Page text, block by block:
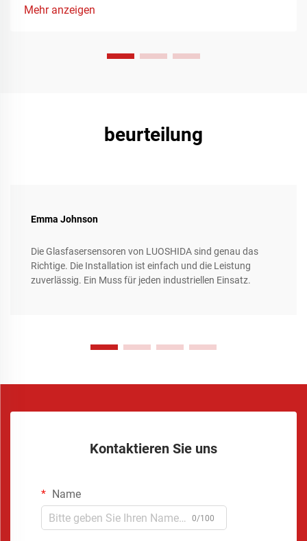
Automatisierungslösungen vorstellte, das die Landschaft der
der Fertigungsindustrie zugeschnitten sind, stellen einen
Mehr anzeigen
beurteilung
Emma Johnson
Die Glasfasersensoren von LUOSHIDA sind genau das
Richtige. Die Installation ist einfach und die Leistung
zuverlässig. Ein Muss für jeden industriellen Einsatz.
Kontaktieren Sie uns
Name
0/100